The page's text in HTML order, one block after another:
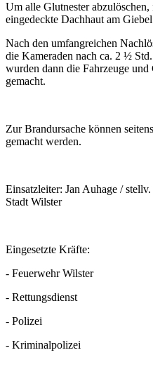
Um alle Glutnester
eingedeckte Dachhaut am
Nach den umfangreichen
die Kameraden nach ca. 2 ½
wurden dann die Fahrzeuge und
gemacht.
Zur Brandursache können
gemacht werden.
Einsatzleiter: Jan Auhage /
Stadt Wilster
Eingesetzte Kräfte:
- Feuerwehr Wilster
- Rettungsdienst
- Polizei
- Kriminalpolizei